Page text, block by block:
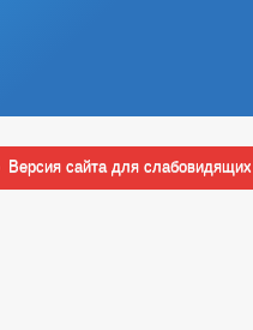
Версия сайта для слабовидящих